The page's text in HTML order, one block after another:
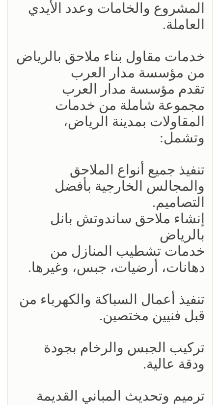
المشروع والخامات وعدد الأيدي
العاملة.
خدمات مقاول بناء ملاحق بالرياض
من مؤسسة مدار العرب
تقدم مؤسسة مدار العرب
مجموعة شاملة من خدمات
المقاولات بمدينة الرياض،
وتشمل:
تنفيذ جميع أنواع الملاحق
والمجالس الخارجية بأفضل
التصاميم.
إنشاء ملاحق ساندوتش بانل
بالرياض
خدمات تشطيب المنازل من
دهانات، أرضيات، جبس، وغيرها.
تنفيذ أعمال السباكة والكهرباء من
قبل فنيين مختصين.
تركيب الجبس والرخام بجودة
ودقة عالية.
ترميم وتحديث المباني القديمة